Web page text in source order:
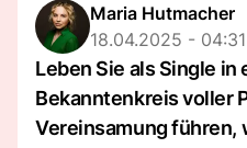
Maria Hutmacher
18.04.2025 - 04:31
Leben Sie als Single
Bekanntenkreis voller
Vereinsamung führen,